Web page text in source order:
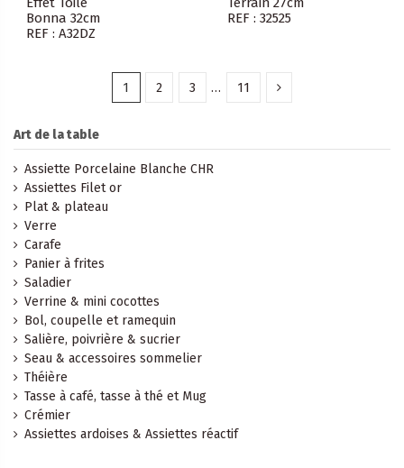
Bonna 32cm
REF : A32DZ
REF : 32525
1 2 3 … 11
Art de la table
Assiette Porcelaine Blanche CHR
Assiettes Filet or
Plat & plateau
Verre
Carafe
Panier à frites
Saladier
Verrine & mini cocottes
Bol, coupelle et ramequin
Salière, poivrière & sucrier
Seau & accessoires sommelier
Théière
Tasse à café, tasse à thé et Mug
Crémier
Assiettes ardoises & Assiettes réactif